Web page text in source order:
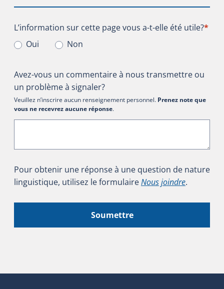
L’information sur cette page vous a-t-elle été utile?
L’information sur cette page vous a-t-elle été utile?*
Oui
Non
Avez-vous un commentaire à nous transmettre ou
un problème à signaler?
Veuillez n’inscrire aucun renseignement personnel. Prenez note que
vous ne recevrez aucune réponse.
Pour obtenir une réponse à une question de nature
linguistique, utilisez le formulaireNous joindre.
Soumettre